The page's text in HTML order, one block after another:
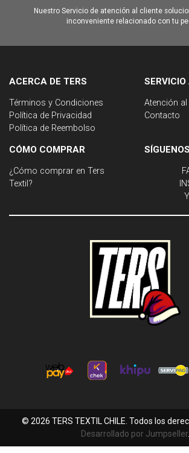
Nuestro Servicio de atención al cliente
inconveniente relacionado con tu
ACERCA DE TERS
Términos y Condiciones
Política de Privacidad
Política de Reembolso
Atención al
Contacto
CÓMO COMPRAR
¿Cómo comprar en Ters
Textil?
SÍGUENOS
© 2026 TERS TEXTIL CHILE. Todos los
Desarrollado por Jumpseller.